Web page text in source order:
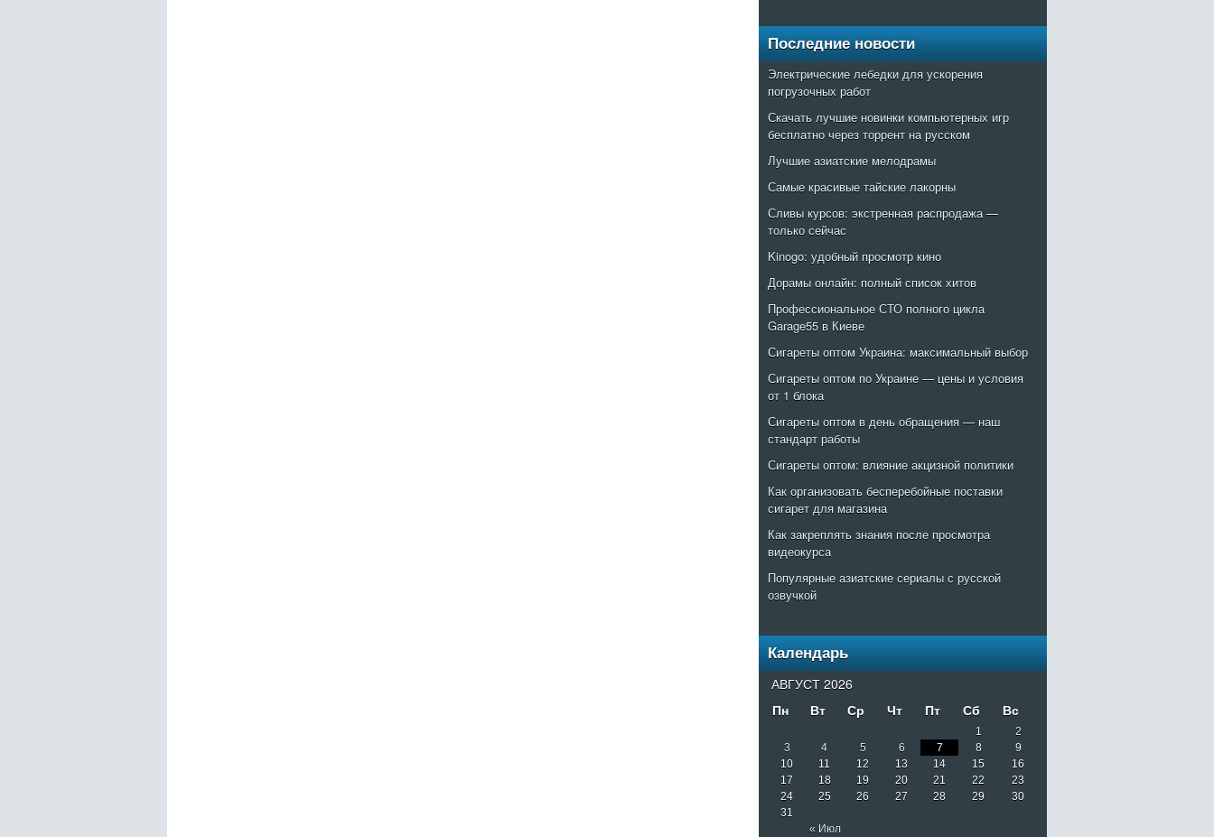
Последние новости
Электрические лебедки для ускорения
погрузочных работ
Скачать лучшие новинки компьютерных игр
бесплатно через торрент на русском
Лучшие азиатские мелодрамы
Самые красивые тайские лакорны
Сливы курсов: экстренная распродажа —
только сейчас
Kinogo: удобный просмотр кино
Дорамы онлайн: полный список хитов
Профессиональное СТО полного цикла
Garage55 в Киеве
Сигареты оптом Украина: максимальный выбор
Сигареты оптом по Украине — цены и условия
от 1 блока
Сигареты оптом в день обращения — наш
стандарт работы
Сигареты оптом: влияние акцизной политики
Как организовать бесперебойные поставки
сигарет для магазина
Как закреплять знания после просмотра
видеокурса
Популярные азиатские сериалы с русской
озвучкой
Календарь
АВГУСТ 2026
Пн
Вт Ср Чт Пт Сб Вс
« Июл
1
2
3
4 5 6 7 8
9
10
11 12 13 14 15
16
17
18 19 20 21 22
23
24
25 26 27 28 29
30
31